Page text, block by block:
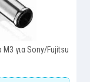
M3 για Sony/Fujitsu